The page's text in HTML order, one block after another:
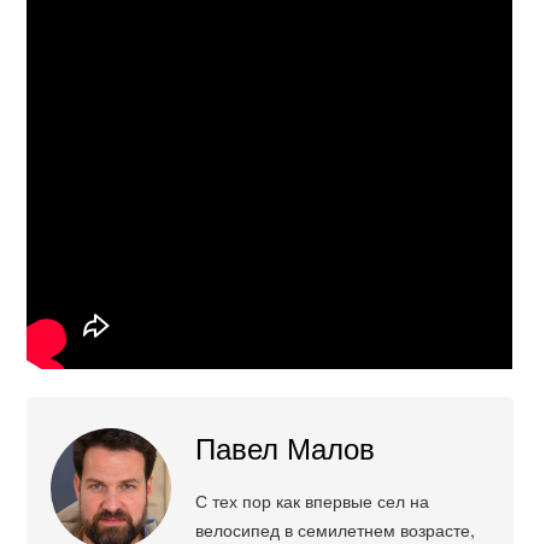
Павел Малов
С тех пор как впервые сел на
велосипед в семилетнем возрасте,